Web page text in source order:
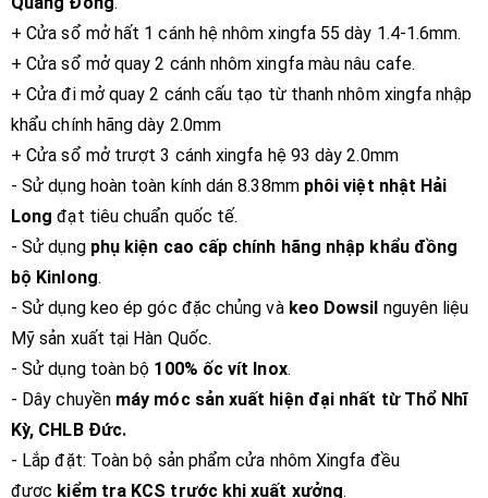
+ Cửa sổ mở hất 1 cánh hệ nhôm xingfa 55 dày 1.4-1.6mm.
+ Cửa sổ mở quay 2 cánh nhôm xingfa màu nâu cafe.
+ Cửa đi mở quay 2 cánh cấu tạo từ thanh nhôm xingfa nhập
khẩu chính hãng dày 2.0mm
+ Cửa sổ mở trượt 3 cánh xingfa hệ 93 dày 2.0mm
- Sử dụng hoàn toàn kính dán 8.38mm phôi việt nhật Hải
Long đạt tiêu chuẩn quốc tế.
- Sử dụng phụ kiện cao cấp chính hãng nhập khẩu đồng
bộ Kinlong.
- Sử dụng keo ép góc đặc chủng và keo Dowsil nguyên liệu
Mỹ sản xuất tại Hàn Quốc.
- Sử dụng toàn bộ 100% ốc vít Inox.
- Dây chuyền máy móc sản xuất hiện đại nhất từ Thổ Nhĩ
Kỳ, CHLB Đức.
- Lắp đặt: Toàn bộ sản phẩm cửa nhôm Xingfa đều
được kiểm tra KCS trước khi xuất xưởng.